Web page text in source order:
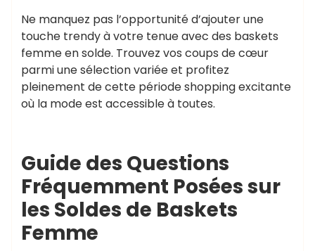
Ne manquez pas l’opportunité d’ajouter une
touche trendy à votre tenue avec des baskets
femme en solde. Trouvez vos coups de cœur
parmi une sélection variée et profitez
pleinement de cette période shopping excitante
où la mode est accessible à toutes.
Guide des Questions
Fréquemment Posées sur
les Soldes de Baskets
Femme